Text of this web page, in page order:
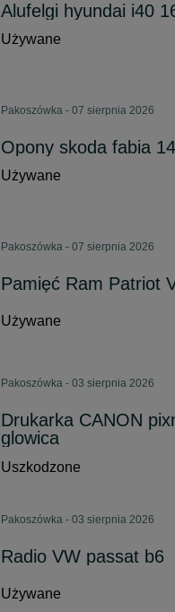
Alufelgi hyundai i40
Używane
Pakoszówka - 07 sierpnia 2026
Opony skoda fabia
Używane
Pakoszówka - 07 sierpnia 2026
Pamięć Ram Patriot
Używane
Pakoszówka - 03 sierpnia 2026
Drukarka CANON
glowica
Uszkodzone
Pakoszówka - 03 sierpnia 2026
Radio VW passat b6
Używane